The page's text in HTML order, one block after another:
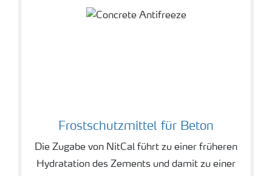
Frostschutzmittel für Beton
Die Zugabe von NitCal führt zu einer früheren
Hydratation des Zements und damit zu einer